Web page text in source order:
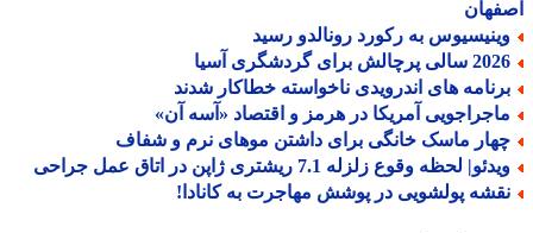
به رکورد رونالدو رسید
پرچالش برای گردشگری آسیا
های اندرویدی ناخواسته خطاکار شدند
آمریکا در هرمز و اقتصاد «آسه آن»
ماسک خانگی برای داشتن موهای نرم و شفاف
لحظه وقوع زلزله 7.1 ریشتری ژاپن در اتاق عمل جراحی
پولشویی در پوشش مهاجرت به کانادا!